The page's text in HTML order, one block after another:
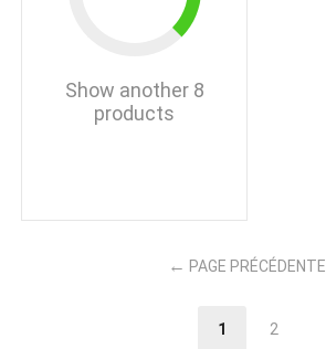
Show another 8
products
PAGE PRÉCÉDENTE
1 2